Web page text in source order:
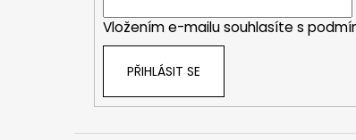
Vložením e-mailu souhlasíte s
PŘIHLÁSIT SE